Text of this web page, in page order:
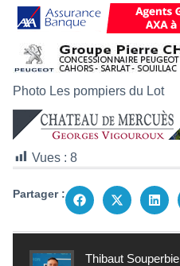
Photo Les pompiers du Lot
Vues : 8
Partager :
Thibaut Souperbie